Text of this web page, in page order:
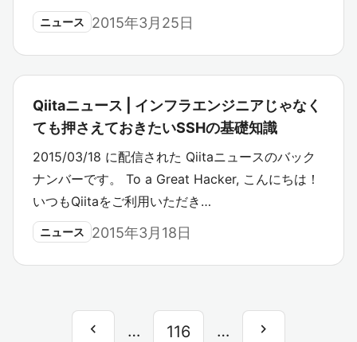
ニュース 2015年3月25日
Qiitaニュース | インフラエンジニアじゃなく
ても押さえておきたいSSHの基礎知識
2015/03/18 に配信された Qiitaニュースのバック
ナンバーです。 To a Great Hacker, こんにちは！
いつもQiitaをご利用いただき…
ニュース 2015年3月18日
chevron_left … 116 … chevron_right